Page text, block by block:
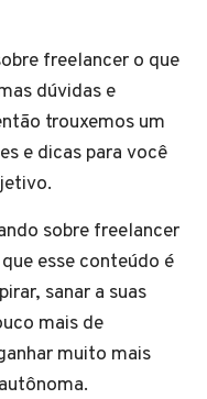
mais.
freelancer o que
dúvidas e
trouxemos um
e dicas para você
sobre freelancer
esse conteúdo é
sanar a suas
mais de
muito mais
autônoma.